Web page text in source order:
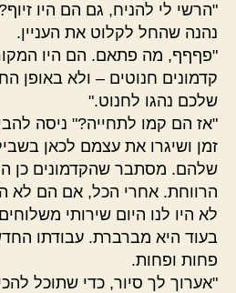
"הרשי לי להניח, גם הם היו
נהנה שהחל לקלוט את העניין.
"פףףף, מה פתאם. הם היו
קדמונים חנוטים – ולא באופן
שלכם נהגו לחנוט."
"אז הם קמו לתחייה?" ניסה
זמן ושיגרו את עצמם לכאן
שלהם. מסתבר שהקדמונים כן
הרווחת. אחרי הכל, אם הם לא
לא היו לנו היום שירותי
בעוד היא מברברת. עבודתו
פחות ופחות.
"אערוך לך סיור, כדי שתוכל